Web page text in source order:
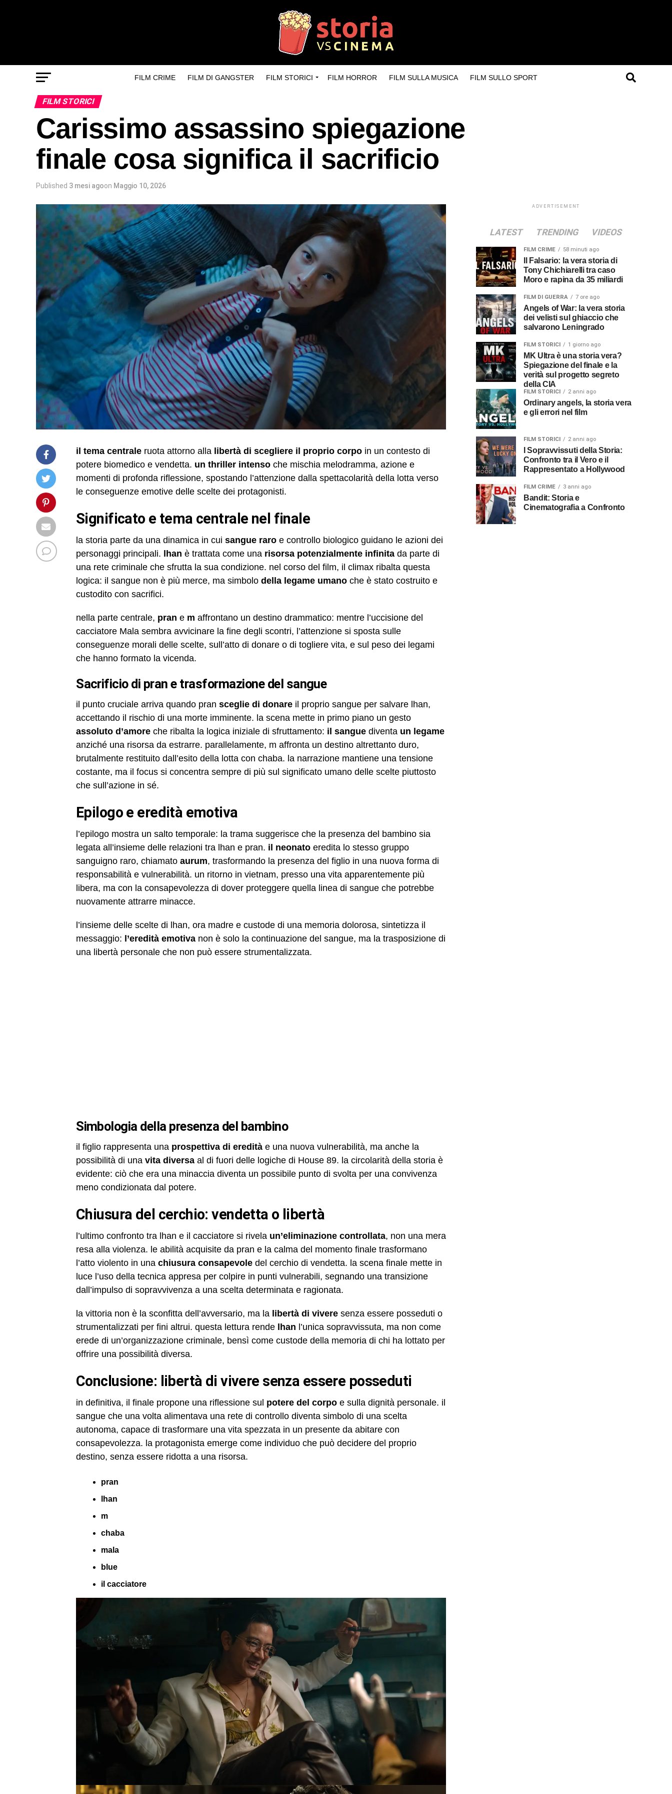
FILM CRIME FILM DI GANGSTER FILM STORICI FILM HORROR FILM SULLA MUSICA FILM SULLO SPORT
FILM STORICI
Carissimo assassino spiegazione
finale cosa significa il sacrificio
Published 3 mesi agoon Maggio 10, 2026
il tema centrale ruota attorno alla libertà di scegliere il proprio corpo in un contesto di
potere biomedico e vendetta. un thriller intenso che mischia melodramma, azione e
momenti di profonda riflessione, spostando l’attenzione dalla spettacolarità della lotta verso
le conseguenze emotive delle scelte dei protagonisti.
significato e tema centrale nel finale
la storia parte da una dinamica in cui sangue raro e controllo biologico guidano le azioni dei
personaggi principali.
lhan è trattata come una risorsa potenzialmente infinita da parte di
una rete criminale che sfrutta la sua condizione. nel corso del film, il climax ribalta questa
logica: il sangue non è più merce, ma simbolo della legame umano che è stato costruito e
custodito con sacrifici.
nella parte centrale, pran e m affrontano un destino drammatico: mentre l’uccisione del
cacciatore Mala sembra avvicinare la fine degli scontri, l’attenzione si sposta sulle
conseguenze morali delle scelte, sull’atto di donare o di togliere vita, e sul peso dei legami
che hanno formato la vicenda.
sacrificio di pran e trasformazione del sangue
il punto cruciale arriva quando pran sceglie di donare il proprio sangue per salvare lhan,
accettando il rischio di una morte imminente. la scena mette in primo piano un gesto
assoluto d’amore che ribalta la logica iniziale di sfruttamento: il sangue diventa un legame
anziché una risorsa da estrarre. parallelamente, m affronta un destino altrettanto duro,
brutalmente restituito dall’esito della lotta con chaba. la narrazione mantiene una tensione
costante, ma il focus si concentra sempre di più sul significato umano delle scelte piuttosto
che sull’azione in sé.
epilogo e eredità emotiva
l’epilogo mostra un salto temporale: la trama suggerisce che la presenza del bambino sia
legata all’insieme delle relazioni tra lhan e pran. il neonato eredita lo stesso gruppo
sanguigno raro, chiamato aurum, trasformando la presenza del figlio in una nuova forma di
responsabilità e vulnerabilità. un ritorno in vietnam, presso una vita apparentemente più
libera, ma con la consapevolezza di dover proteggere quella linea di sangue che potrebbe
nuovamente attrarre minacce.
l’insieme delle scelte di lhan, ora madre e custode di una memoria dolorosa, sintetizza il
messaggio: l’eredità emotiva non è solo la continuazione del sangue, ma la trasposizione di
una libertà personale che non può essere strumentalizzata.
simbologia della presenza del bambino
il figlio rappresenta una prospettiva di eredità e una nuova vulnerabilità, ma anche la
possibilità di una vita diversa al di fuori delle logiche di House 89. la circolarità della storia è
evidente: ciò che era una minaccia diventa un possibile punto di svolta per una convivenza
meno condizionata dal potere.
chiusura del cerchio: vendetta o libertà
l’ultimo confronto tra lhan e il cacciatore si rivela un’eliminazione controllata, non una mera
resa alla violenza. le abilità acquisite da pran e la calma del momento finale trasformano
l’atto violento in una chiusura consapevole del cerchio di vendetta. la scena finale mette in
luce l’uso della tecnica appresa per colpire in punti vulnerabili, segnando una transizione
dall’impulso di sopravvivenza a una scelta determinata e ragionata.
la vittoria non è la sconfitta dell’avversario, ma la libertà di vivere senza essere posseduti o
strumentalizzati per fini altrui. questa lettura rende
lhan l’unica sopravvissuta, ma non come
erede di un’organizzazione criminale, bensì come custode della memoria di chi ha lottato per
offrire una possibilità diversa.
conclusione: libertà di vivere senza essere posseduti
in definitiva, il finale propone una riflessione sul potere del corpo e sulla dignità personale. il
sangue che una volta alimentava una rete di controllo diventa simbolo di una scelta
autonoma, capace di trasformare una vita spezzata in un presente da abitare con
consapevolezza. la protagonista emerge come individuo che può decidere del proprio
destino, senza essere ridotta a una risorsa.
pran
lhan
m
chaba
mala
blue
il cacciatore
ADVERTISEMENT
LATEST TRENDING VIDEOS
FILM CRIME 58 minuti ago
Tony Chichiarelli tra caso
Moro e rapina da 35 miliardi
FILM DI GUERRA 7 ore ago
Angels of War: la vera storia
dei velisti sul ghiaccio che
salvarono Leningrado
FILM STORICI 1 giorno ago
MK Ultra è una storia vera?
Spiegazione del finale e la
verità sul progetto segreto
della CIA
FILM STORICI 2 anni ago
Ordinary angels, la storia vera
e gli errori nel film
FILM STORICI 2 anni ago
Confronto tra il Vero e il
Rappresentato a Hollywood
FILM CRIME 3 anni ago
Bandit: Storia e
Cinematografia a Confronto